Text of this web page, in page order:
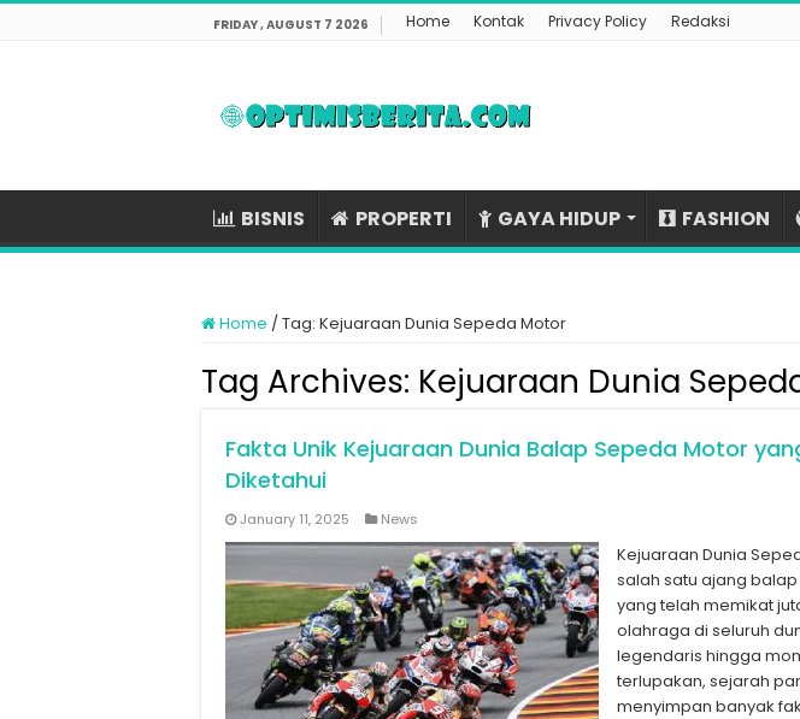
FRIDAY , AUGUST 7 2026 Home Kontak Privacy Policy Redaksi
BISNIS PROPERTI GAYA HIDUP FASHION
Home /Tag: Kejuaraan Dunia Sepeda Motor
Tag Archives: Kejuaraan Dunia
Fakta Unik Kejuaraan Dunia Balap Sepeda Motor
Diketahui
January 11, 2025 News
Kejuaraan Dunia
salah satu ajang
yang telah memikat
olahraga di seluruh
legendaris hingga
terlupakan, sejarah
menyimpan banyak